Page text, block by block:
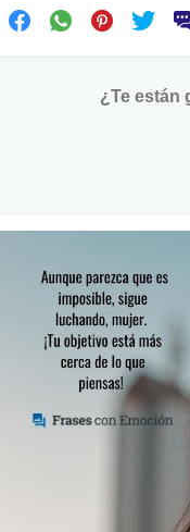
¿Te están